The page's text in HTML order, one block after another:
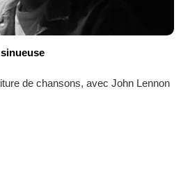
de chansons, avec John Lennon